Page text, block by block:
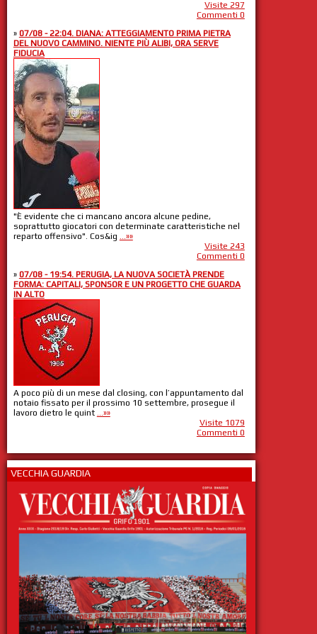
Visite 297
Commenti 0
» 07/08 - 22:04. DIANA: ATTEGGIAMENTO PRIMA PIETRA
DEL NUOVO CAMMINO. NIENTE PIÙ ALIBI, ORA SERVE
FIDUCIA
"È evidente che ci mancano ancora alcune pedine,
soprattutto giocatori con determinate caratteristiche nel
reparto offensivo". Cos&ig ...»»
Visite 243
Commenti 0
» 07/08 - 19:54. PERUGIA, LA NUOVA SOCIETÀ PRENDE
FORMA: CAPITALI, SPONSOR E UN PROGETTO CHE GUARDA
IN ALTO
A poco più di un mese dal closing, con l’appuntamento dal
notaio fissato per il prossimo 10 settembre, prosegue il
lavoro dietro le quint ...»»
Visite 1079
Commenti 0
VECCHIA GUARDIA